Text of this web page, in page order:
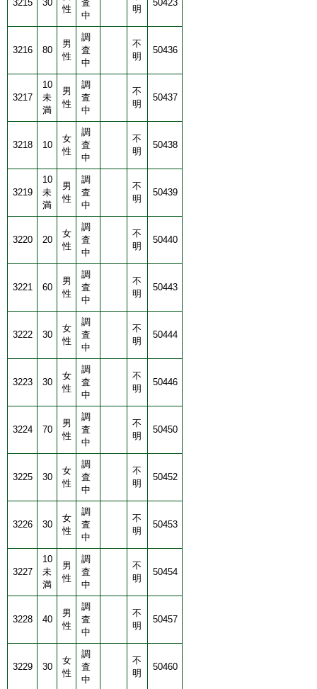
3215 30
性
査
中
明
50423
3216 80
男
性
調
査
中
不
明
50436
3217
10
未
満
男
性
調
査
中
不
明
50437
3218 10
女
性
調
査
中
不
明
50438
3219
10
未
満
男
性
調
査
中
不
明
50439
3220 20
女
性
調
査
中
不
明
50440
3221 60
男
性
調
査
中
不
明
50443
3222 30
女
性
調
査
中
不
明
50444
3223 30
女
性
調
査
中
不
明
50446
3224 70
男
性
調
査
中
不
明
50450
3225 30
女
性
調
査
中
不
明
50452
3226 30
女
性
調
査
中
不
明
50453
3227
10
未
満
男
性
調
査
中
不
明
50454
3228 40
男
性
調
査
中
不
明
50457
3229 30
女
性
調
査
中
不
明
50460